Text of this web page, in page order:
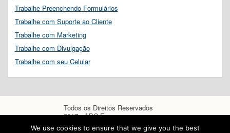
Trabalhe Preenchendo Formulários
Trabalhe com Suporte ao Cliente
Trabalhe com Marketing
Trabalhe com Divulgação
Trabalhe com seu Celular
Todos os Direitos Reservados
2017 - ABC Empregos
We use cookies to ensure that we give you the best